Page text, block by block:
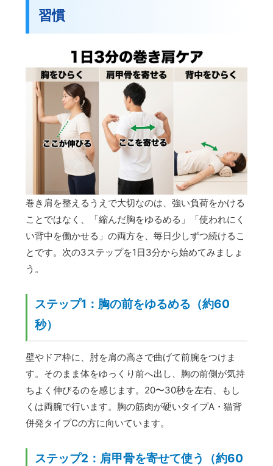
習慣
巻き肩を整えるうえで大切なのは、強い負荷をかける
ことではなく、「縮んだ胸をゆるめる」「使われにく
い背中を働かせる」の両方を、毎日少しずつ続けるこ
とです。次の3ステップを1日3分から始めてみましょ
う。
ステップ1：胸の前をゆるめる（約60
秒）
壁やドア枠に、肘を肩の高さで曲げて前腕をつけま
す。そのまま体をゆっくり前へ出し、胸の前側が気持
ちよく伸びるのを感じます。20〜30秒を左右、もし
くは両腕で行います。胸の筋肉が硬いタイプA・猫背
併発タイプCの方に向いています。
ステップ2：肩甲骨を寄せて使う（約60